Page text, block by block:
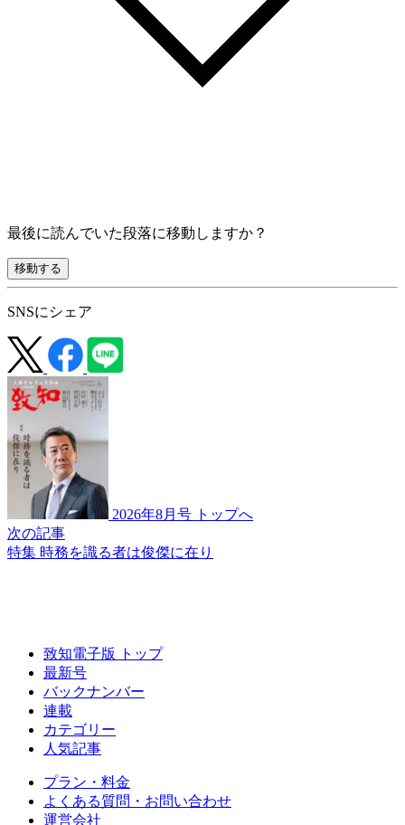
最後に読んでいた段落に移動しますか？
移動する
SNSにシェア
2026年8月号 トップへ
次の記事
特集 時務を識る者は俊傑に在り
致知電子版 トップ
最新号
バックナンバー
連載
カテゴリー
人気記事
プラン・料金
よくある質問・お問い合わせ
運営会社